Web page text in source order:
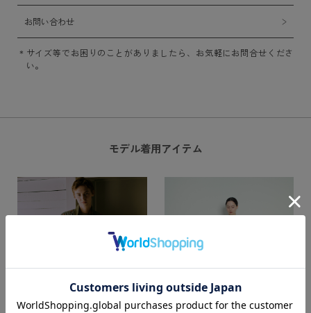
お問い合わせ
サイズ等でお困りのことがありましたら、お気軽にお問合せくださ
い。
モデル着用アイテム